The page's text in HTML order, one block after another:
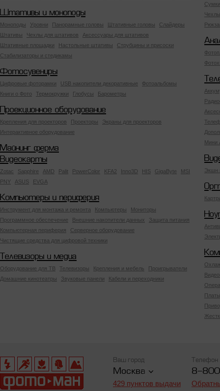
Штативы и моноподы
Моноподы Уровни Панорамные головы Штативные головы
Слайдеры
Штативы
Чехлы для штативов
Аксессуары для штативов
Штативные площадки
Настольные штативы
Струбцины и присоски
Стабилизаторы и стедикамы
Фотосувениры
Цифровые фоторамки USB накопители декоративные
Фотоальбомы
Книги о Фото
Термокружки Глобусы Барометры
Мини
Проекционное оборудование
Крепления для проекторов Проекторы
Экраны для проекторов
Интерактивное оборудование
Майнинг ферма
Экшн
Видеокарты
Zotac Sapphire AMD Palit PowerColor KFA2 Inno3D HIS GigaByte
MSI
PNY
ASUS EVGA
Компьютеры и периферия
Инструмент для монтажа и ремонта Компьютеры
Мониторы
Программное обеспечение
Внешние накопители данных
Защита питания
Компьютерная периферия
Серверное оборудование
Чистящие средства для цифровой техники
Телевизоры и медиа
Оборудование для ТВ Телевизоры Крепления и мебель
Проигрыватели
Домашние кинотеатры
Звуковые панели Кабели и переходники
Ваш город
Москва
429 пунктов выдачи
Телефон
8-